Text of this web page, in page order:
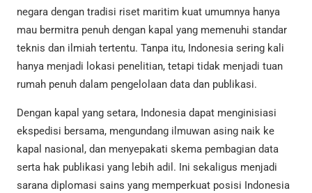
negara dengan tradisi riset maritim kuat umumnya hanya
mau bermitra penuh dengan kapal yang memenuhi standar
teknis dan ilmiah tertentu. Tanpa itu, Indonesia sering kali
hanya menjadi lokasi penelitian, tetapi tidak menjadi tuan
rumah penuh dalam pengelolaan data dan publikasi.
Dengan kapal yang setara, Indonesia dapat menginisiasi
ekspedisi bersama, mengundang ilmuwan asing naik ke
kapal nasional, dan menyepakati skema pembagian data
serta hak publikasi yang lebih adil. Ini sekaligus menjadi
sarana diplomasi sains yang memperkuat posisi Indonesia